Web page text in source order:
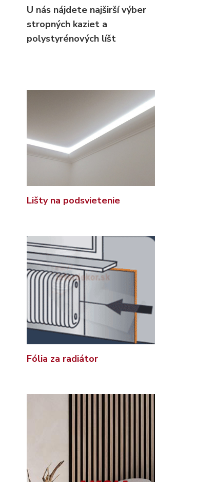
U nás nájdete najširší výber
stropných kaziet a
polystyrénových líšt
Lišty na podsvietenie
Fólia za radiátor